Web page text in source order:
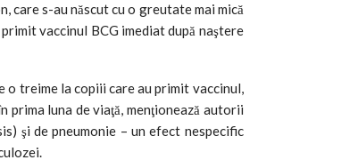
care s-au născut cu o greutate mai mică
vaccinul BCG imediat după naştere
o treime la copiii care au primit vaccinul,
prima luna de viaţă, menţionează autorii
şi de pneumonie – un efect nespecific